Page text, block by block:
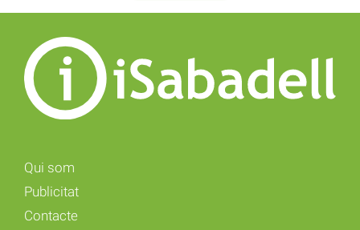
Qui som
Publicitat
Contacte